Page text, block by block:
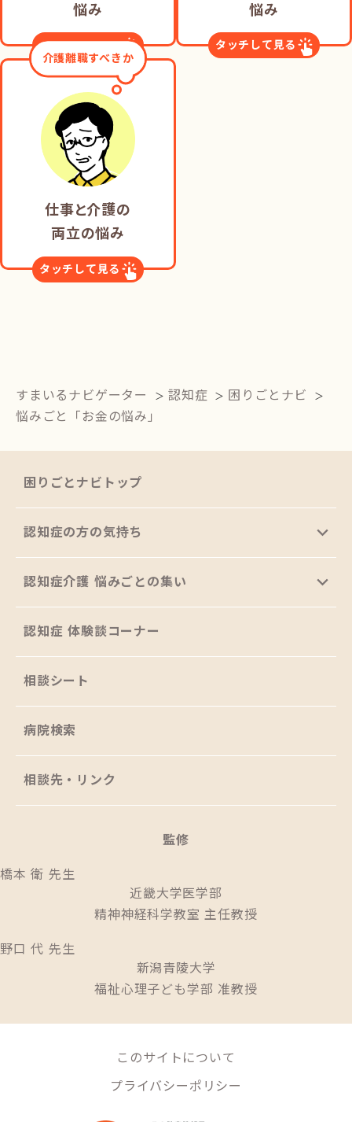
悩み
タッチして見る
悩み
タッチして見る
介護離職すべきか
仕事と介護の
両立の悩み
タッチして見る
すまいるナビゲーター 認知症
困りごとナビ
悩みごと「お金の悩み」
困りごとナビトップ
認知症の方の気持ち
認知症介護 悩みごとの集い
認知症 体験談コーナー
相談シート
病院検索
相談先・リンク
監修
橋本 衛 先生
近畿大学医学部
精神神経科学教室 主任教授
野口 代 先生
新潟青陵大学
福祉心理子ども学部 准教授
このサイトについて
プライバシーポリシー